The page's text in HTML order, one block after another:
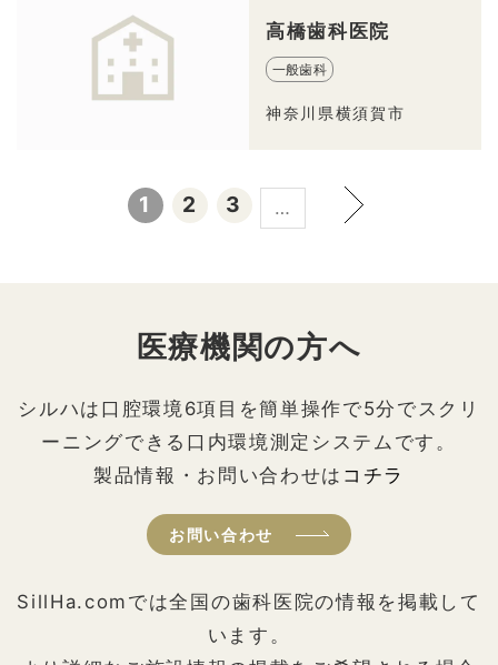
高橋歯科医院
一般歯科
神奈川県横須賀市
1 2 3 …
医療機関の方へ
シルハは口腔環境6項目を簡単操作で5分でスクリ
ーニングできる口内環境測定システムです。
製品情報・お問い合わせは コチラ
お問い合わせ
SillHa.comでは全国の歯科医院の情報を掲載して
います。